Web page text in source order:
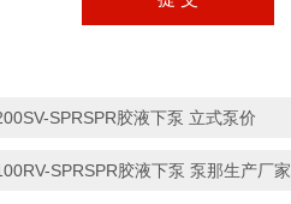
SPRSPR胶液下泵 立式泵价
SPRSPR胶液下泵 泵那生产厂家